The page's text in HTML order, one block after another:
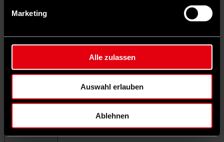
Marketing
Alle zulassen
Auswahl erlauben
Ablehnen